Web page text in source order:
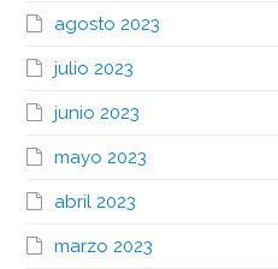
agosto 2023
julio 2023
junio 2023
mayo 2023
abril 2023
marzo 2023